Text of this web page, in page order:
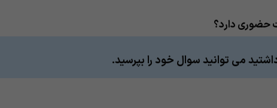
حضوری دارد؟
می توانید سوال خود را بپرسید.